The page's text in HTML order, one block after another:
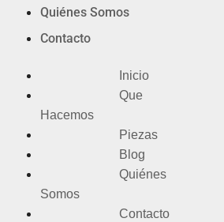
Quiénes Somos
Contacto
Inicio
Que
Hacemos
Piezas
Blog
Quiénes
Somos
Contacto